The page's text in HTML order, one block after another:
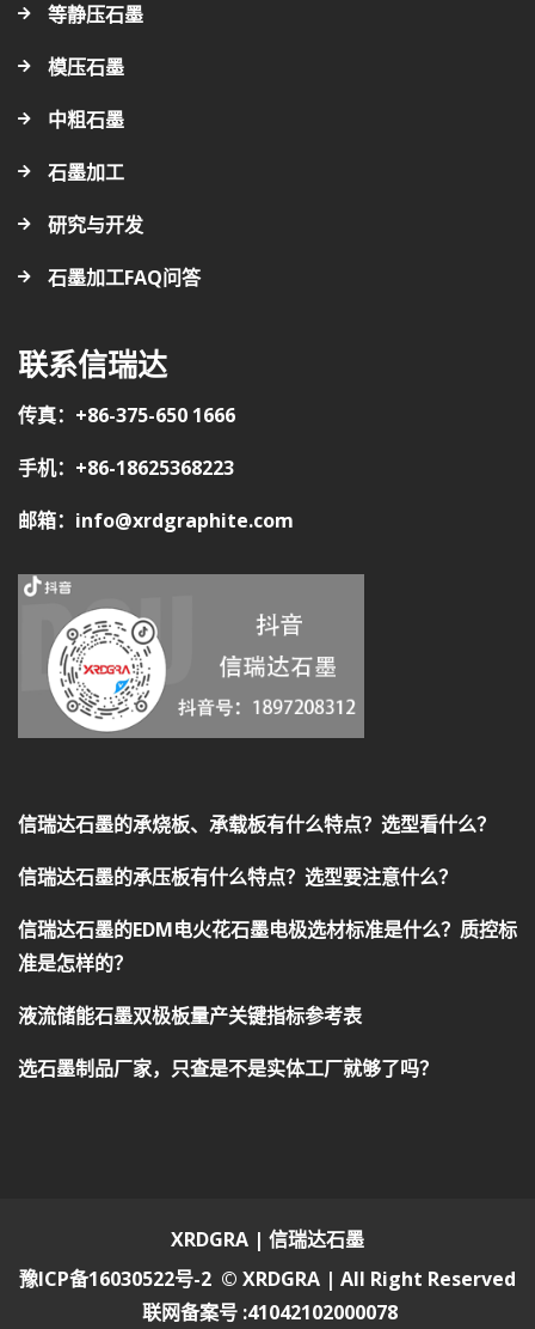
等静压石墨
模压石墨
中粗石墨
石墨加工
研究与开发
石墨加工FAQ问答
联系信瑞达
传真：+86-375-650 1666
手机：+86-18625368223
邮箱：info@xrdgraphite.com
信瑞达石墨的承烧板、承载板有什么特点？选型看什么？
信瑞达石墨的承压板有什么特点？选型要注意什么？
信瑞达石墨的EDM电火花石墨电极选材标准是什么？质控标
准是怎样的？
液流储能石墨双极板量产关键指标参考表
选石墨制品厂家，只查是不是实体工厂就够了吗？
XRDGRA | 信瑞达石墨
豫ICP备16030522号-2 © XRDGRA | All Right Reserved
联网备案号 :41042102000078